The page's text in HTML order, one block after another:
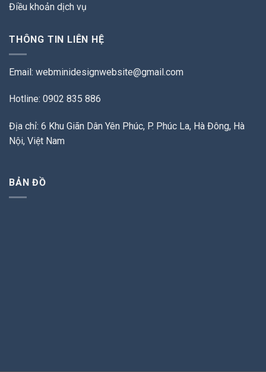
Điều khoản dịch vụ
THÔNG TIN LIÊN HỆ
Email: webminidesignwebsite@gmail.com
Hotline: 0902 835 886
Địa chỉ: 6 Khu Giãn Dân Yên Phúc, P. Phúc La, Hà Đông, Hà
Nội, Việt Nam
BẢN ĐỒ